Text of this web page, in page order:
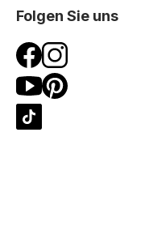
Folgen Sie uns